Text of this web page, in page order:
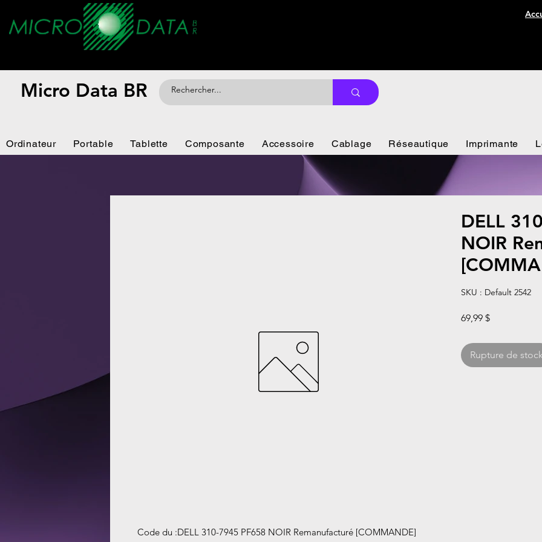
Micro Data BR
Ordinateur Portable Tablette Composante Accessoire Cablage Réseautique Imprimante
Code du :DELL 310-7945 PF658 NOIR Remanufacturé [COMMANDE]
DELL
NOIR
SKU : Default 2542
69,99 $Prix
Rupture de